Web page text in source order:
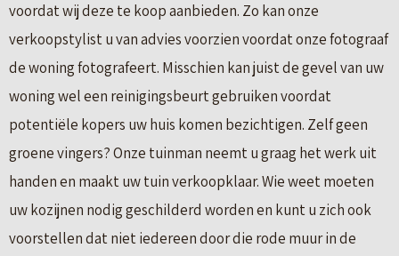
voordat wij deze te koop aanbieden. Zo kan onze
verkoopstylist u van advies voorzien voordat onze fotograaf
de woning fotografeert. Misschien kan juist de gevel van uw
woning wel een reinigingsbeurt gebruiken voordat
potentiële kopers uw huis komen bezichtigen. Zelf geen
groene vingers? Onze tuinman neemt u graag het werk uit
handen en maakt uw tuin verkoopklaar. Wie weet moeten
uw kozijnen nodig geschilderd worden en kunt u zich ook
voorstellen dat niet iedereen door die rode muur in de